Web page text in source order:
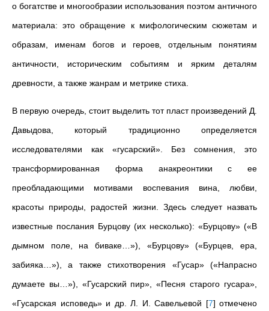
о богатстве и многообразии использования поэтом античного
материала: это обращение к мифологическим сюжетам и
образам, именам богов и героев, отдельным понятиям
античности, историческим событиям и ярким деталям
древности, а также жанрам и метрике стиха.
В первую очередь, стоит выделить тот пласт произведений Д.
Давыдова, который традиционно определяется
исследователями как «гусарский». Без сомнения, это
трансформированная форма анакреонтики с ее
преобладающими мотивами воспевания вина, любви,
красоты природы, радостей жизни. Здесь следует назвать
известные послания Бурцову (их несколько): «Бурцову» («В
дымном поле, на биваке…»), «Бурцову» («Бурцев, ера,
забияка…»), а также стихотворения «Гусар» («Напрасно
думаете вы…»), «Гусарский пир», «Песня старого гусара»,
«Гусарская исповедь» и др. Л. И. Савельевой [7] отмечено